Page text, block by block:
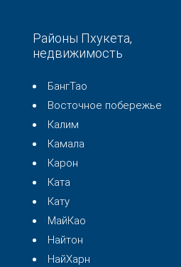
Районы Пхукета,
недвижимость
БангТао
Восточное побережье
Калим
Камала
Карон
Ката
Кату
МайКао
Найтон
НайХарн